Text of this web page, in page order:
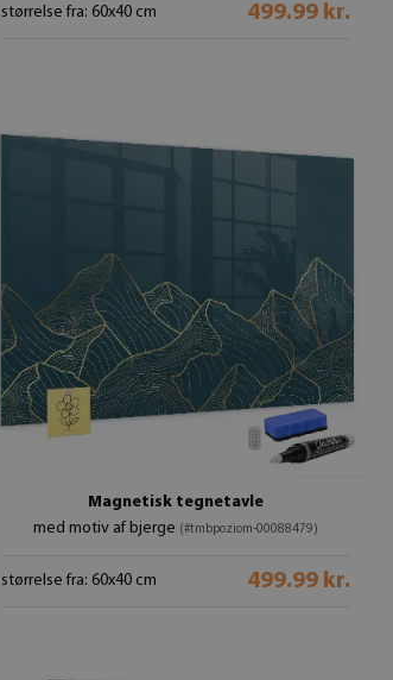
størrelse fra: 60x40 cm 499.99 kr.
Magnetisk tegnetavle
med motiv af bjerge (#tmbpoziom-00088479)
størrelse fra: 60x40 cm 499.99 kr.